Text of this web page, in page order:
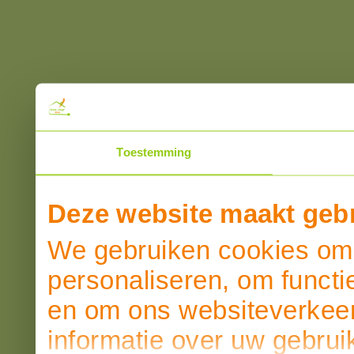
Toestemming
Deze website maakt
We gebruiken cookies
personaliseren, om
en om ons
informatie over uw